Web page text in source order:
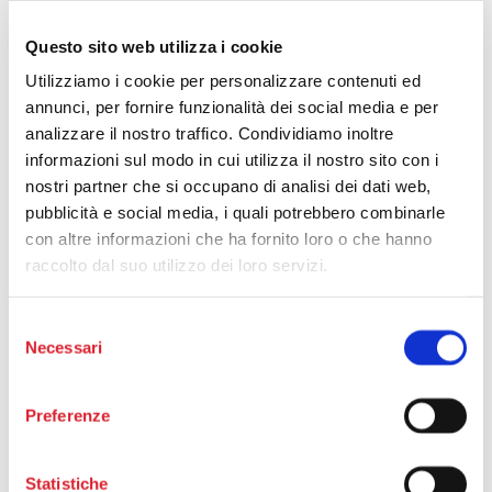
Questo sito web utilizza i cookie
Utilizziamo i cookie per personalizzare contenuti ed
annunci, per fornire funzionalità dei social media e per
analizzare il nostro traffico. Condividiamo inoltre
informazioni sul modo in cui utilizza il nostro sito con i
nostri partner che si occupano di analisi dei dati web,
pubblicità e social media, i quali potrebbero combinarle
con altre informazioni che ha fornito loro o che hanno
raccolto dal suo utilizzo dei loro servizi.
delNecessari
Preferenze
Statistiche
grazie in anticipo per la Vs gentile collaborazione sempre
Guido Castelli
Rispondi
Gruppo di Studio Movida ha detto:
16 Maggio 2013 alle 7:11
Buongiorno Guido.
Comprendo quanto da Lei esposto e, mi creda, tutti i
Gabriele Aprile